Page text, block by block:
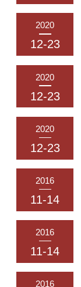
2020
12-23
2020
12-23
2020
12-23
2016
11-14
2016
11-14
2016